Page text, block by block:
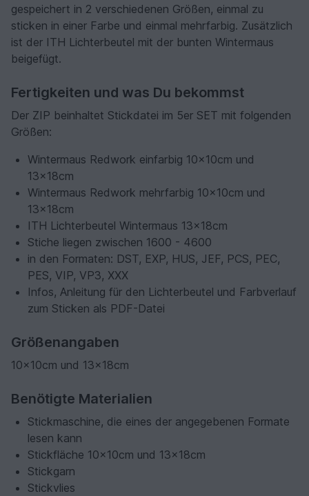
gespeichert in 2 verschiedenen Größen, einmal zu
sticken in einer Farbe und einmal mehrfarbig. Zusätzlich
ist der ITH Lichterbeutel mit der bunten Wintermaus
beigefügt.
Fertigkeiten und was Du bekommst
Der ZIP beinhaltet Stickdatei im 5er SET mit folgenden
Größen:
Wintermaus Redwork einfarbig 10x10cm und
13x18cm
Wintermaus Redwork mehrfarbig 10x10cm und
13x18cm
ITH Lichterbeutel Wintermaus 13x18cm
Stiche liegen zwischen 1600 - 4600
in den Formaten: DST, EXP, HUS, JEF, PCS, PEC,
PES, VIP, VP3, XXX
Infos, Anleitung für den Lichterbeutel und Farbverlauf
zum Sticken als PDF-Datei
Größenangaben
10x10cm und 13x18cm
Benötigte Materialien
Stickmaschine, die eines der angegebenen Formate
lesen kann
Stickfläche 10x10cm und 13x18cm
Stickgarn
Stickvlies